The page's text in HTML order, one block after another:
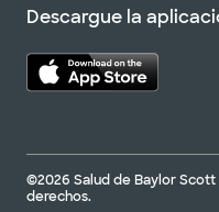
Descargue la
©2026 Salud de Baylor
derechos.